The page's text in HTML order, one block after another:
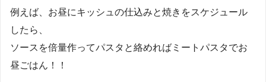
例えば、お昼にキッシュの仕込みと焼きをスケジュール
したら、
ソースを倍量作ってパスタと絡めればミートパスタでお
昼ごはん！！